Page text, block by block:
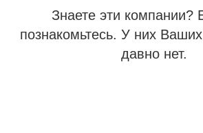
Знаете эти компании?
познакомьтесь. У них
давно нет.